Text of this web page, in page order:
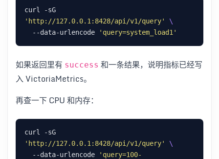
'http://127.0.0.1:8428/api/v1/query'
  --data-urlencode
'query=system_load1'
如果返回里有 success 和一条结果，说明指标已经写
入 VictoriaMetrics。
再查一下 CPU 和内存：
'http://127.0.0.1:8428/api/v1/query'
  --data-urlencode
'query=100-